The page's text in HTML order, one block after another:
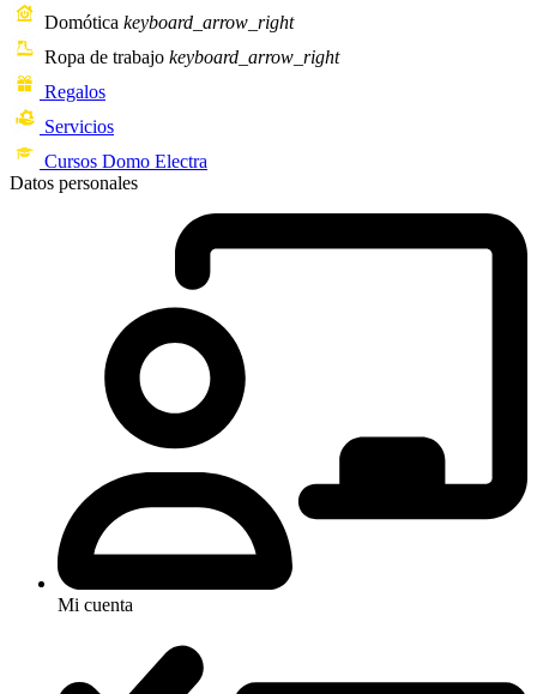
Domótica keyboard_arrow_right
Ropa de trabajo keyboard_arrow_right
Regalos
Servicios
Cursos Domo Electra
Datos personales
Mi cuenta